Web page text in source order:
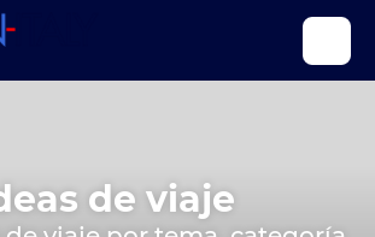
de viaje